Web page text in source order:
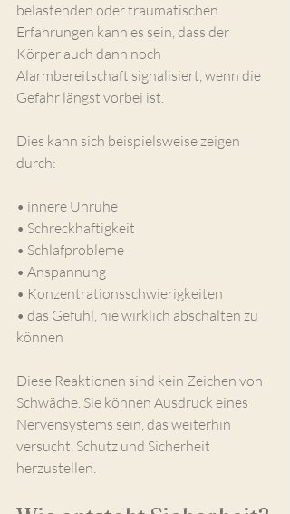
belastenden oder traumatischen
Erfahrungen kann es sein, dass der
Körper auch dann noch
Alarmbereitschaft signalisiert, wenn die
Gefahr längst vorbei ist.
Dies kann sich beispielsweise zeigen
durch:
• innere Unruhe
• Schreckhaftigkeit
• Schlafprobleme
• Anspannung
• Konzentrationsschwierigkeiten
• das Gefühl, nie wirklich abschalten zu
können
Diese Reaktionen sind kein Zeichen von
Schwäche. Sie können Ausdruck eines
Nervensystems sein, das weiterhin
versucht, Schutz und Sicherheit
herzustellen.